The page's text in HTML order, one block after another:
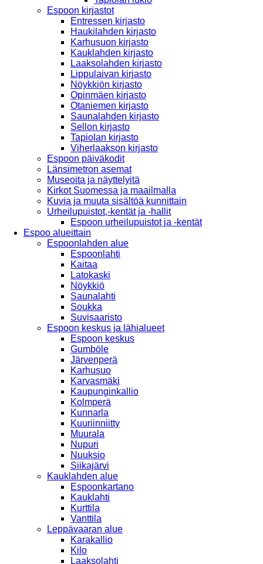
Espoon kirjastot
Entressen kirjasto
Haukilahden kirjasto
Karhusuon kirjasto
Kauklahden kirjasto
Laaksolahden kirjasto
Lippulaivan kirjasto
Nöykkiön kirjasto
Opinmäen kirjasto
Otaniemen kirjasto
Saunalahden kirjasto
Sellon kirjasto
Tapiolan kirjasto
Viherlaakson kirjasto
Espoon päiväkodit
Länsimetron asemat
Museoita ja näyttelyitä
Kirkot Suomessa ja maailmalla
Kuvia ja muuta sisältöä kunnittain
Urheilupuistot,-kentät ja -hallit
Espoon urheilupuistot ja -kentät
Espoo alueittain
Espoonlahden alue
Espoonlahti
Kaitaa
Latokaski
Nöykkiö
Saunalahti
Soukka
Suvisaaristo
Espoon keskus ja lähialueet
Espoon keskus
Gumböle
Järvenperä
Karhusuo
Karvasmäki
Kaupunginkallio
Kolmperä
Kunnarla
Kuuriinniitty
Muurala
Nupuri
Nuuksio
Siikajärvi
Kauklahden alue
Espoonkartano
Kauklahti
Kurttila
Vanttila
Leppävaaran alue
Karakallio
Kilo
Laaksolahti